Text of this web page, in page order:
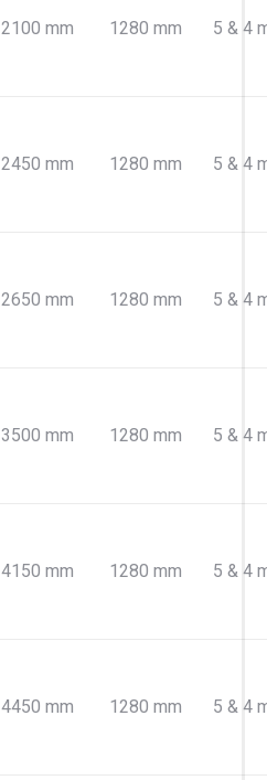
2100 mm 1280 mm 5 & 4
2450 mm 1280 mm 5 & 4
2650 mm 1280 mm 5 & 4
3500 mm 1280 mm 5 & 4
4150 mm 1280 mm 5 & 4
4450 mm 1280 mm 5 & 4